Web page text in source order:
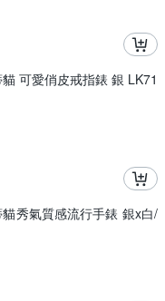
可愛俏皮戒指錶 銀 LK71
秀氣質感流行手錶 銀x白/